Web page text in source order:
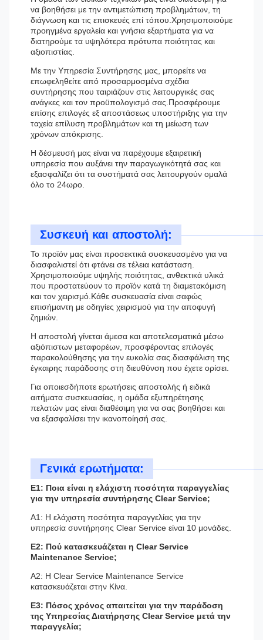
να βοηθήσει με την αντιμετώπιση προβλημάτων, τη
διάγνωση και τις επισκευές επί τόπου.Χρησιμοποιούμε
προηγμένα εργαλεία και γνήσια εξαρτήματα για να
διατηρούμε τα υψηλότερα πρότυπα ποιότητας και
αξιοπιστίας.
Με την Υπηρεσία Συντήρησης μας, μπορείτε να
επωφεληθείτε από προσαρμοσμένα σχέδια
συντήρησης που ταιριάζουν στις λειτουργικές σας
ανάγκες και τον προϋπολογισμό σας.Προσφέρουμε
επίσης επιλογές εξ αποστάσεως υποστήριξης για την
ταχεία επίλυση προβλημάτων και τη μείωση των
χρόνων απόκρισης.
Η δέσμευσή μας είναι να παρέχουμε εξαιρετική
υπηρεσία που αυξάνει την παραγωγικότητά σας και
εξασφαλίζει ότι τα συστήματά σας λειτουργούν ομαλά
όλο το 24ωρο.
Συσκευή και αποστολή:
Το προϊόν μας είναι προσεκτικά συσκευασμένο για να
διασφαλιστεί ότι φτάνει σε τέλεια κατάσταση.
Χρησιμοποιούμε υψηλής ποιότητας, ανθεκτικά υλικά
που προστατεύουν το προϊόν κατά τη διαμετακόμιση
και τον χειρισμό.Κάθε συσκευασία είναι σαφώς
επισήμαντη με οδηγίες χειρισμού για την αποφυγή
ζημιών.
Η αποστολή γίνεται άμεσα και αποτελεσματικά μέσω
αξιόπιστων μεταφορέων, προσφέροντας επιλογές
παρακολούθησης για την ευκολία σας.διασφάλιση της
έγκαιρης παράδοσης στη διευθύνση που έχετε ορίσει.
Για οποιεσδήποτε ερωτήσεις αποστολής ή ειδικά
αιτήματα συσκευασίας, η ομάδα εξυπηρέτησης
πελατών μας είναι διαθέσιμη για να σας βοηθήσει και
να εξασφαλίσει την ικανοποίησή σας.
Γενικά ερωτήματα:
Ε1: Ποια είναι η ελάχιστη ποσότητα παραγγελίας
για την υπηρεσία συντήρησης Clear Service;
Α1: Η ελάχιστη ποσότητα παραγγελίας για την
υπηρεσία συντήρησης Clear Service είναι 10 μονάδες.
Ε2: Πού κατασκευάζεται η Clear Service
Maintenance Service;
Α2: Η Clear Service Maintenance Service
κατασκευάζεται στην Κίνα.
Ε3: Πόσος χρόνος απαιτείται για την παράδοση
της Υπηρεσίας Διατήρησης Clear Service μετά την
παραγγελία;